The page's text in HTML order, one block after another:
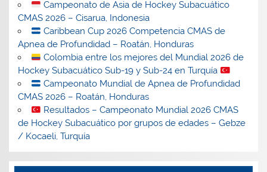
Campeonato de Asia de Hockey Subacuático
CMAS 2026 – Cisarua, Indonesia
Caribbean Cup 2026 Competencia CMAS de
Apnea de Profundidad – Roatán, Honduras
Colombia entre los mejores del Mundial 2026 de
Hockey Subacuático Sub-19 y Sub-24 en Turquía
Campeonato Mundial de Apnea de Profundidad
CMAS 2026 – Roatán, Honduras
Resultados – Campeonato Mundial 2026 CMAS
de Hockey Subacuático por grupos de edades – Gebze
/ Kocaeli, Turquía